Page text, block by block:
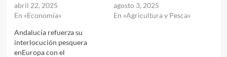
abril 22, 2025
En «Economía»
agosto 3, 2025
En «Agricultura y Pesca»
Andalucía refuerza su
interlocución pesquera
enEuropa con el